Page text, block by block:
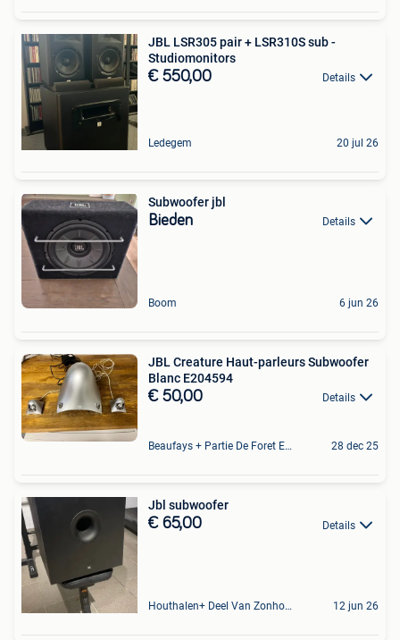
JBL LSR305 pair + LSR310S sub -
Studiomonitors
€ 550,00 Details
Ledegem 20 jul 26
Subwoofer jbl
Bieden Details
Boom 6 jun 26
JBL Creature Haut-parleurs Subwoofer
Blanc E204594
€ 50,00 Details
Beaufays + Partie De Foret Et De Tilff 28 dec 25
Jbl subwoofer
€ 65,00 Details
Houthalen+ Deel Van Zonhoven En Zolder 12 jun 26